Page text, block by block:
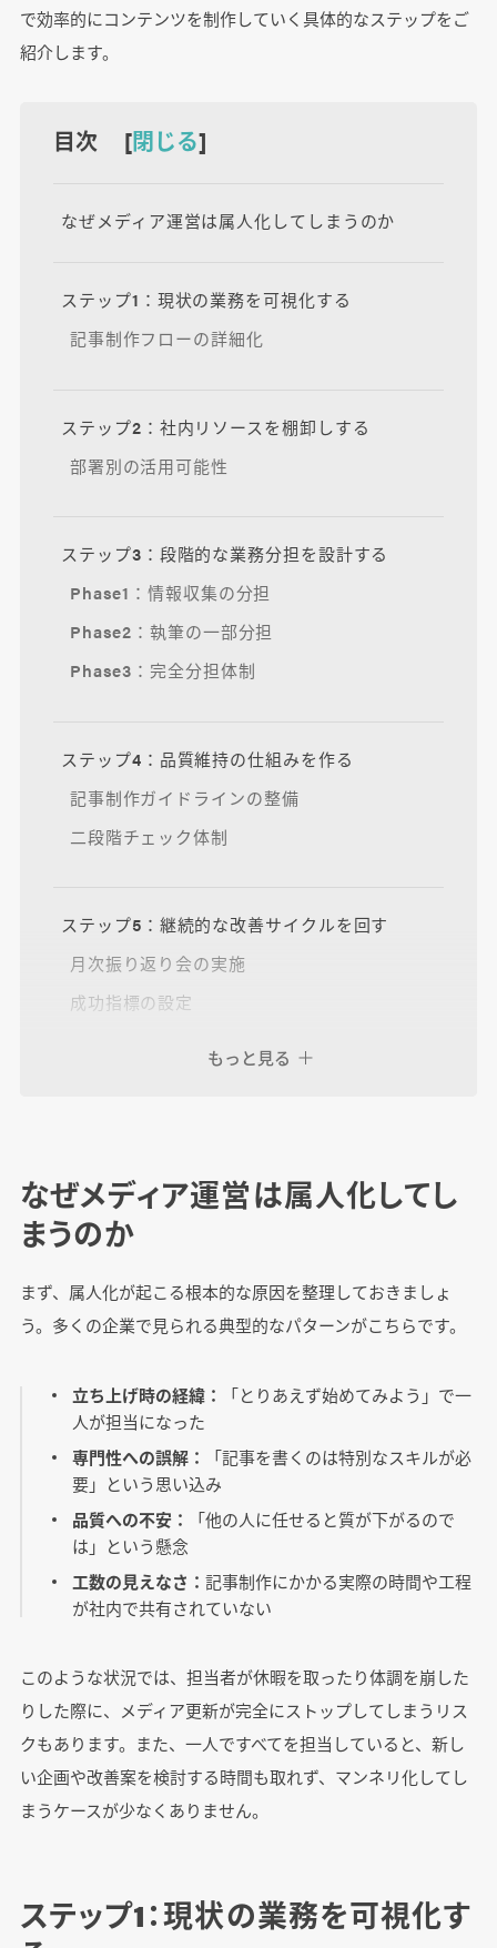
で効率的にコンテンツを制作していく具体的なステップをご
紹介します。
目次 [閉じる]
なぜメディア運営は属人化してしまうのか
ステップ1：現状の業務を可視化する
記事制作フローの詳細化
ステップ2：社内リソースを棚卸しする
部署別の活用可能性
ステップ3：段階的な業務分担を設計する
Phase1：情報収集の分担
Phase2：執筆の一部分担
Phase3：完全分担体制
ステップ4：品質維持の仕組みを作る
記事制作ガイドラインの整備
二段階チェック体制
ステップ5：継続的な改善サイクルを回す
月次振り返り会の実施
成功指標の設定
ージへ
もっと見る
なぜメディア運営は属人化してし
まうのか
まず、属人化が起こる根本的な原因を整理しておきましょ
う。多くの企業で見られる典型的なパターンがこちらです。
立ち上げ時の経緯：
「とりあえず始めてみよう」で一
人が担当になった
専門性への誤解：
「記事を書くのは特別なスキルが必
要」という思い込み
品質への不安：
「他の人に任せると質が下がるので
は」という懸念
工数の見えなさ：記事制作にかかる実際の時間や工程
が社内で共有されていない
このような状況では、担当者が休暇を取ったり体調を崩した
りした際に、メディア更新が完全にストップしてしまうリス
クもあります。また、一人ですべてを担当していると、新し
い企画や改善案を検討する時間も取れず、マンネリ化してし
まうケースが少なくありません。
ステップ1：現状の業務を可視化す